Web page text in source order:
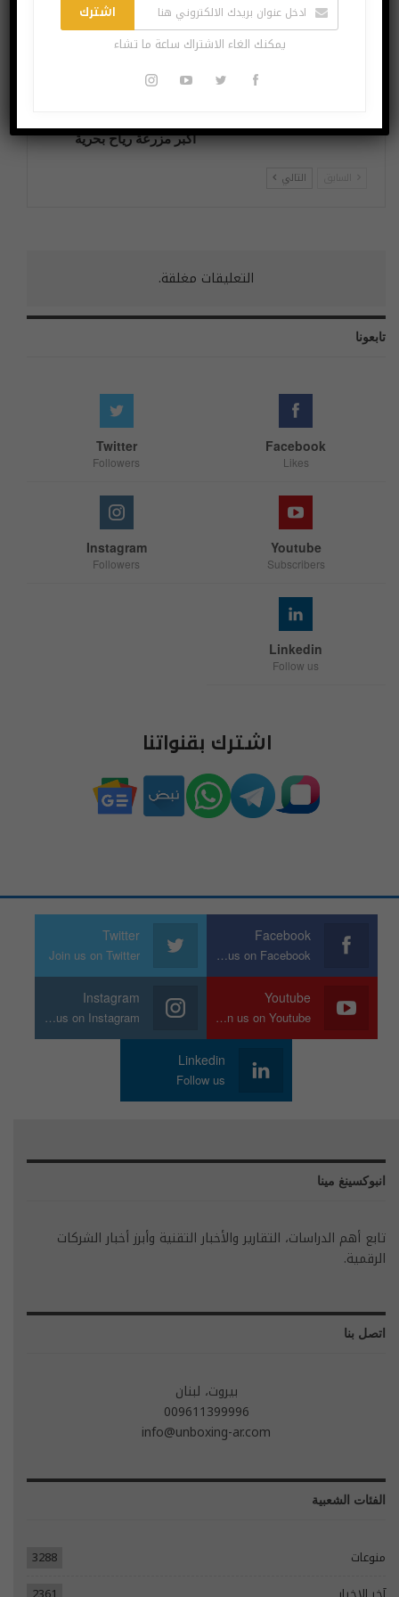
أكبر مزرعة رياح بحرية
التالي
التعليقات مغلقة.
تابعونا
Facebook
Likes
Twitter
Followers
Youtube
Subscribers
Instagram
Followers
Linkedin
Follow us
اشترك بقنواتنا
Facebook
Join us on Facebook
Twitter
Join us on Twitter
Youtube
Join us on Youtube
Instagram
Join us on Instagram
Linkedin
Follow us
انبوكسينغ مينا
تابع أهم الدراسات، التقارير والأخبار التقنية وأبرز أخبار الشركات
الرقمية.
اتصل بنا
بيروت، لبنان
009611399996
info@unboxing-ar.com
الفئات الشعبية
منوعات
3288
اشترك
يمكنك الغاء الاشتراك ساعة ما تشاء